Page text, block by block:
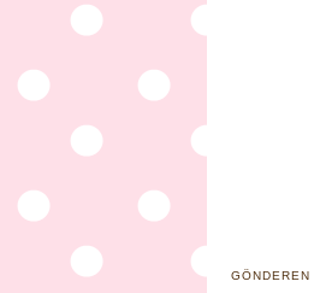
GÖNDEREN